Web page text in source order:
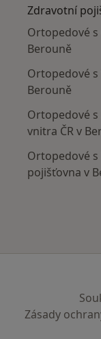
Zdravotní
Ortopedové
Berouně
Ortopedové
Berouně
Ortopedové
vnitra ČR v
Ortopedové
pojišťovna v
Zásady